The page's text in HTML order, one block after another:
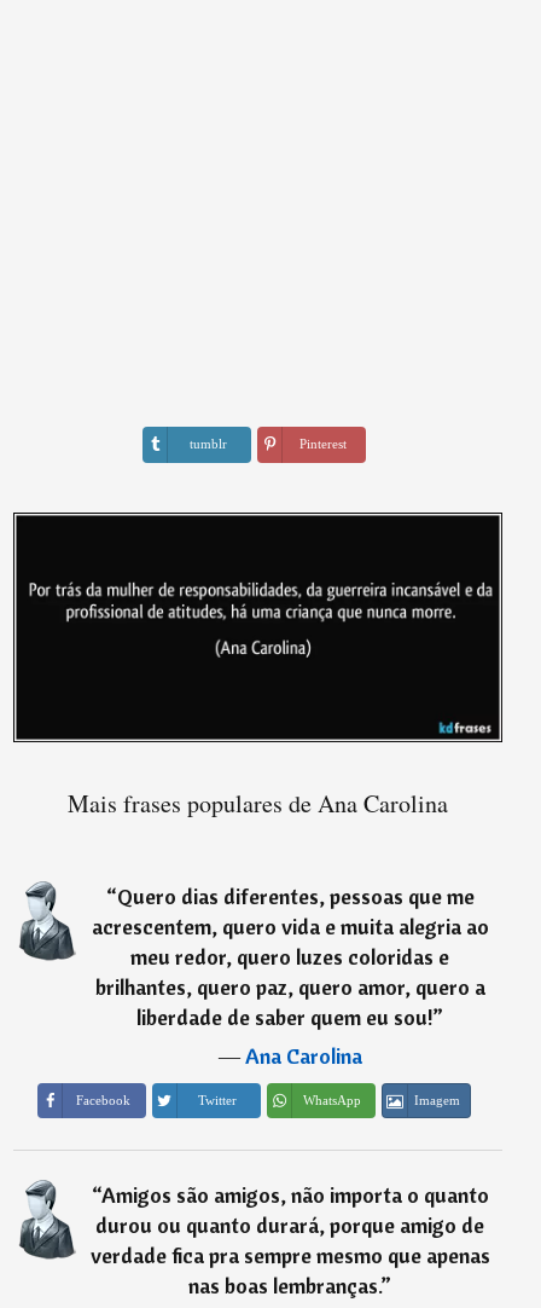
tumblr Pinterest
Mais frases populares de Ana Carolina
“Quero dias diferentes, pessoas que me
acrescentem, quero vida e muita alegria ao
meu redor, quero luzes coloridas e
brilhantes, quero paz, quero amor, quero a
liberdade de saber quem eu sou!”
―Ana Carolina
Facebook Twitter WhatsApp Imagem
“Amigos são amigos, não importa o quanto
durou ou quanto durará, porque amigo de
verdade fica pra sempre mesmo que apenas
nas boas lembranças.”